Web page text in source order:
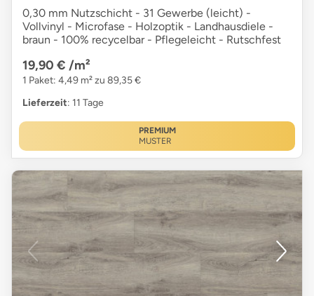
0,30 mm Nutzschicht - 31 Gewerbe (leicht) -
Vollvinyl - Microfase - Holzoptik - Landhausdiele -
braun - 100% recycelbar - Pflegeleicht - Rutschfest
19,90 € /m²
1 Paket: 4,49 m² zu 89,35 €
Lieferzeit: 11 Tage
PREMIUM
MUSTER